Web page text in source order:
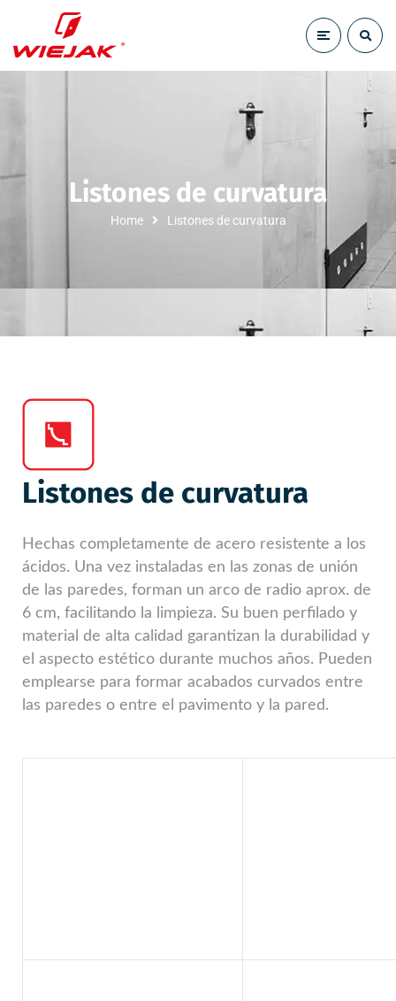
Listones de curvatura
Home Listones de curvatura
Listones de curvatura
Hechas completamente de acero resistente a los
ácidos. Una vez instaladas en las zonas de unión
de las paredes, forman un arco de radio aprox. de
6 cm, facilitando la limpieza. Su buen perfilado y
material de alta calidad garantizan la durabilidad y
el aspecto estético durante muchos años. Pueden
emplearse para formar acabados curvados entre
las paredes o entre el pavimento y la pared.